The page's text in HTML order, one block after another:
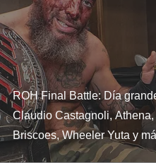
ROH Final Battle: Día
Claudio Castagnoli, Athena,
Briscoes, Wheeler Yuta y